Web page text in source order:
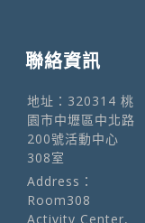
聯絡資訊
地址：320314 桃
園市中壢區中北路
200號活動中心
308室
Address：
Room308
Activity Center,